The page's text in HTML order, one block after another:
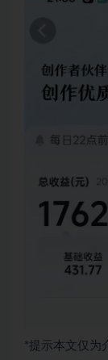
*提示本文仅为